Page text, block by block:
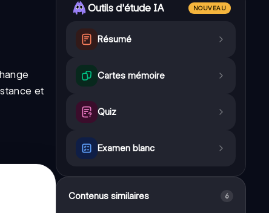
et
Outils d'étude IA NOUVEAU
Résumé
Cartes mémoire
Quiz
Examen blanc
Contenus similaires 6